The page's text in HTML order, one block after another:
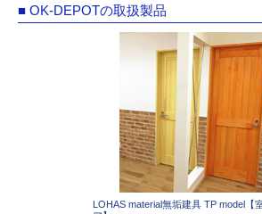
■ OK-DEPOTの取扱製品
LOHAS material無垢建具 TP model【